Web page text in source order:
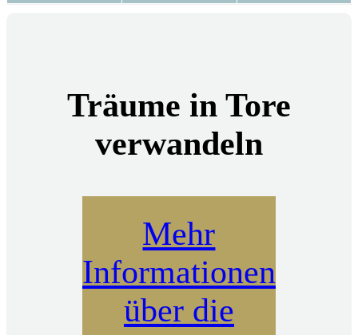
Träume in Tore
verwandeln
Mehr
Informationen
über die